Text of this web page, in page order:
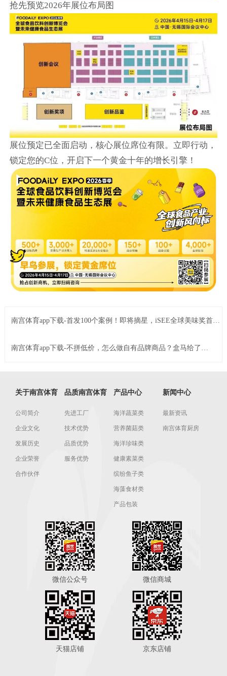
抢先预览2026年展位布局图
展位预定已全面启动，核心展位席位有限。立即行动，
锁定您的C位，开启下一个黄金十年的增长引擎！
南宫体育app下载-首发100个案例！即将摘星，iSEE全球美味奖首轮
南宫体育app下载-不拼低价，怎么做自有品牌商品？盒马给了四
关于南宫体育
公司简介
企业文化
发展历史
企业荣誉
合作伙伴
品质南宫体育
先进工厂
技术优势
品质优势
服务优势
产品中心
海洋蔬菜类
营养菌菇类
海洋珍味类
健康素菜类
缤纷鱼子类
海藻食材类
产品包装
新闻中心
最新资讯
南宫体育厨房
微信公众号 微信商城
天猫店铺 京东店铺